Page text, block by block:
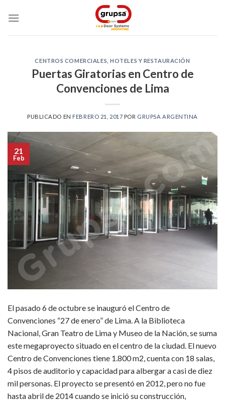
CENTROS COMERCIALES ,HOTELES Y RESTAURACIÓN
Puertas Giratorias en Centro de
Convenciones de Lima
PUBLICADO EN FEBRERO 21, 2017 POR GRUPSA ARGENTINA
21
Feb
El pasado 6 de octubre se inauguró el Centro de
Convenciones “27 de enero” de Lima. A la Biblioteca
Nacional, Gran Teatro de Lima y Museo de la Nación, se suma
este megaproyecto situado en el centro de la ciudad. El nuevo
Centro de Convenciones tiene 1.800 m2, cuenta con 18 salas,
4 pisos de auditorio y capacidad para albergar a casi de diez
mil personas. El proyecto se presentó en 2012, pero no fue
hasta abril de 2014 cuando se inició su construcción,